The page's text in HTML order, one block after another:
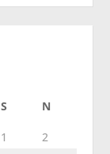
S N
1
2